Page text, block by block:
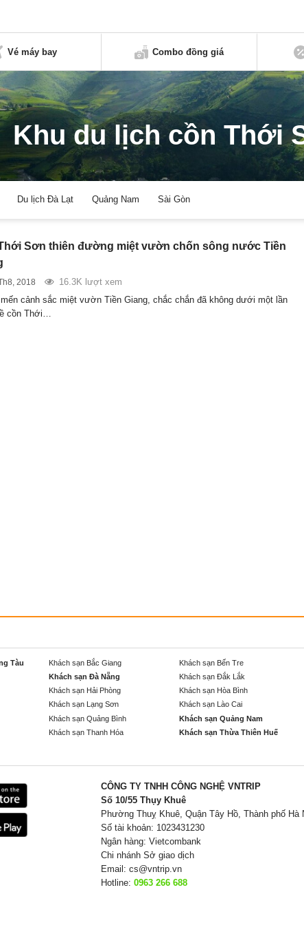
Vé máy bay Combo đồng giá
Khu du lịch cồn Thới
Du lịch Đà Lạt Quảng Nam Sài Gòn
Sơn thiên đường miệt vườn chốn sông nước Tiền
2018
16.3K lượt xem
cảnh sắc miệt vườn Tiền Giang, chắc chắn đã không dưới một lần
cồn Thới…
Tàu Khách sạn Bắc Giang Khách sạn Bến Tre
Khách sạn Đà Nẵng Khách sạn Đắk Lắk
Khách sạn Hải Phòng Khách sạn Hòa Bình
Khách sạn Lạng Sơn Khách sạn Lào Cai
Khách sạn Quảng Bình Khách sạn Quảng Nam
Khách sạn Thanh Hóa Khách sạn Thừa Thiên Huế
CÔNG TY TNHH CÔNG NGHỆ VNTRIP
Số 10/55 Thụy Khuê
Phường Thuỵ Khuê, Quận Tây Hồ, Thành phố Hà
Số tài khoản: 1023431230
Ngân hàng: Vietcombank
Chi nhánh Sở giao dịch
Email: cs@vntrip.vn
Hotline: 0963 266 688